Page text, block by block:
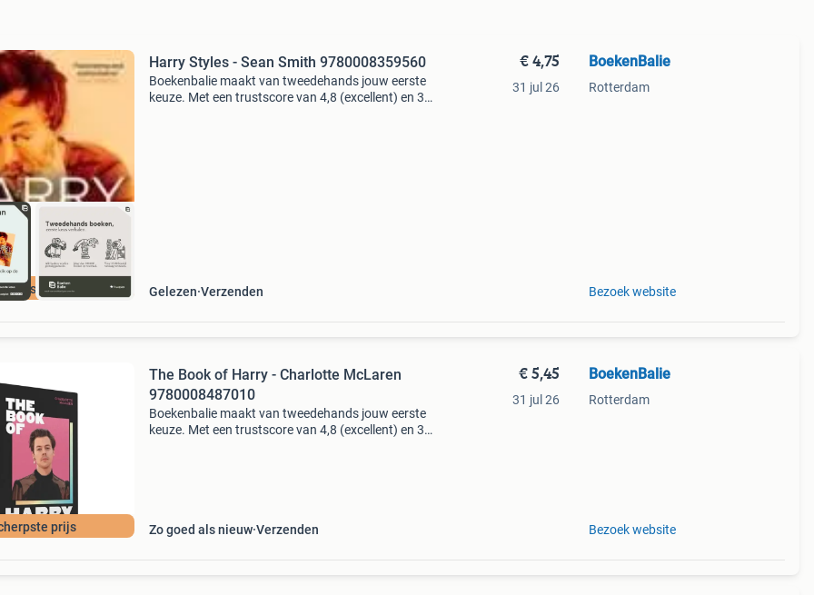
prijs
Harry Styles - Sean Smith 9780008359560
Boekenbalie maakt van tweedehands jouw eerste
keuze. Met een trustscore van 4,8 (excellent) en 30
Gelezen Verzenden
€ 4,75
31 jul 26
BoekenBalie
Rotterdam
Bezoek website
prijs
The Book of Harry - Charlotte McLaren
9780008487010
Boekenbalie maakt van tweedehands jouw eerste
keuze. Met een trustscore van 4,8 (excellent) en 30
Zo goed als nieuw Verzenden
€ 5,45
31 jul 26
BoekenBalie
Rotterdam
Bezoek website